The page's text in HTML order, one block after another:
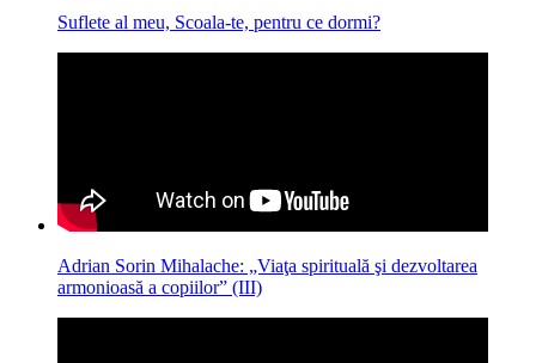
Suflete al meu, Scoala-te, pentru ce dormi?
Adrian Sorin Mihalache: „Viaţa spirituală şi dezvoltarea
armonioasă a copiilor” (III)